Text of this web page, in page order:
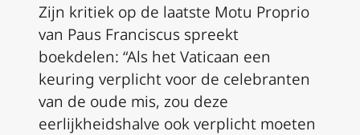
Zijn kritiek op de laatste Motu Proprio
van Paus Franciscus spreekt
boekdelen: “Als het Vaticaan een
keuring verplicht voor de celebranten
van de oude mis, zou deze
eerlijkheidshalve ook verplicht moeten